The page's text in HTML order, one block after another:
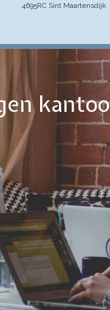
4695RC Sint Maartensdijk